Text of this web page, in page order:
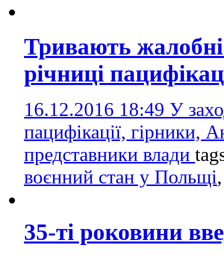
Тривають жалобні
річниці
16.12.2016 18:49 У
пацифікації, гірники,
представники влади
воєнний стан у Польщі
35-ті роковини